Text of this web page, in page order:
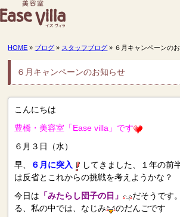
HOME » ブログ » スタッフブログ » ６月キャンペーンの
６月キャンペーンのお知らせ
こんにちは
豊橋・美容室「Ease villa」です
６月３日（水）
早、
６月に突入
してきました、１年の前
は反省とこれからの挑戦を考えようかな？
今日は 「みたらし団子の日」
だそうです
る、私の中では、なじみ
のだんごです